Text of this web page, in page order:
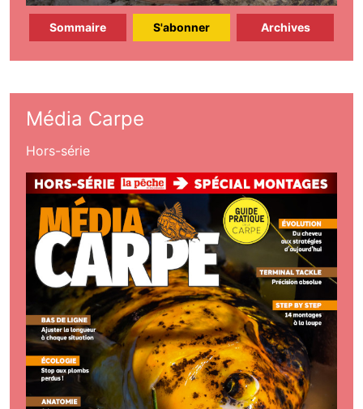
Sommaire S'abonner Archives
Média Carpe
Hors-série